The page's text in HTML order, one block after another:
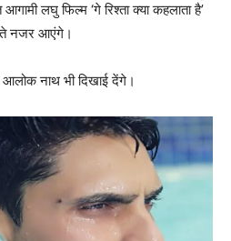
लघु फिल्म ‘गे रिश्ता क्या कहलाता है’
नजर आएंगे।
नाथ भी दिखाई देंगे।